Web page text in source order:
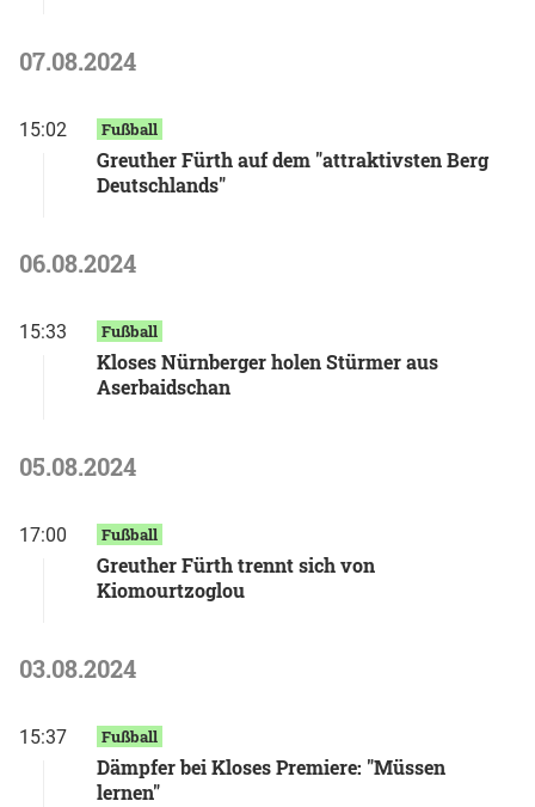
07.08.2024
15:02 Fußball
Greuther Fürth auf dem "attraktivsten Berg
Deutschlands"
06.08.2024
15:33 Fußball
Kloses Nürnberger holen Stürmer aus
Aserbaidschan
05.08.2024
17:00 Fußball
Greuther Fürth trennt sich von
Kiomourtzoglou
03.08.2024
15:37 Fußball
Dämpfer bei Kloses Premiere: "Müssen
lernen"